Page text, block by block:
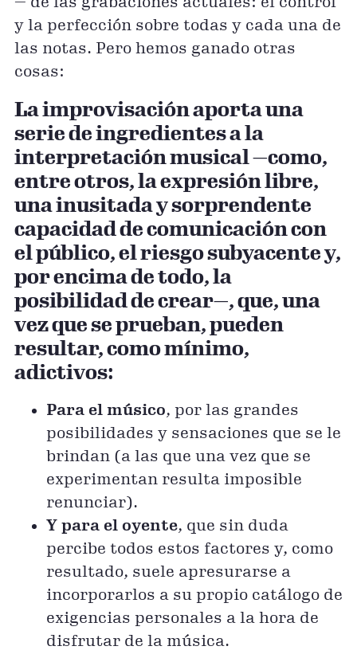
y la perfección sobre todas y cada una de
las notas. Pero hemos ganado otras
cosas:
La improvisación aporta una
serie de ingredientes a la
interpretación musical —como,
entre otros, la expresión libre,
una inusitada y sorprendente
capacidad de comunicación con
el público, el riesgo subyacente y,
por encima de todo, la
posibilidad de crear—, que, una
vez que se prueban, pueden
resultar, como mínimo,
adictivos:
Para el músico, por las grandes
posibilidades y sensaciones que se le
brindan (a las que una vez que se
experimentan resulta imposible
renunciar).
Y para el oyente, que sin duda
percibe todos estos factores y, como
resultado, suele apresurarse a
incorporarlos a su propio catálogo de
exigencias personales a la hora de
disfrutar de la música.